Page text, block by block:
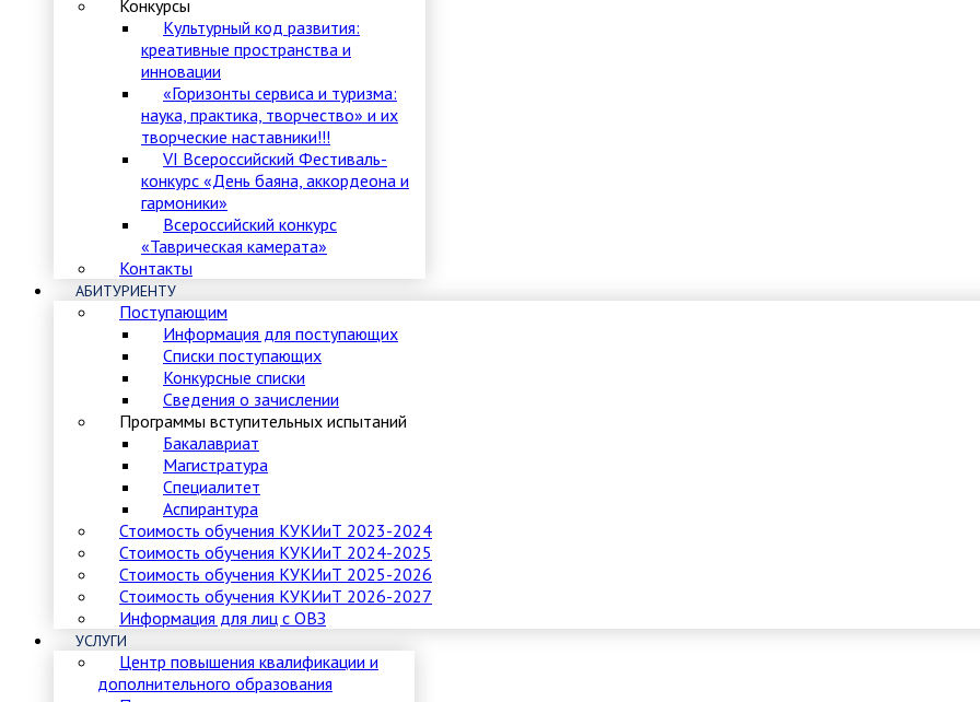
Конкурсы
Культурный код развития:
креативные пространства и
инновации
«Горизонты сервиса и туризма:
наука, практика, творчество» и их
творческие наставники!!!
VI Всероссийский Фестиваль-
конкурс «День баяна, аккордеона и
гармоники»
Всероссийский конкурс
«Таврическая камерата»
Контакты
АБИТУРИЕНТУ
Поступающим
Информация для поступающих
Списки поступающих
Конкурсные списки
Сведения о зачислении
Программы вступительных испытаний
Бакалавриат
Магистратура
Специалитет
Аспирантура
Стоимость обучения КУКИиТ 2023-2024
Стоимость обучения КУКИиТ 2024-2025
Стоимость обучения КУКИиТ 2025-2026
Стоимость обучения КУКИиТ 2026-2027
Информация для лиц с ОВЗ
УСЛУГИ
Центр повышения квалификации и
дополнительного образования